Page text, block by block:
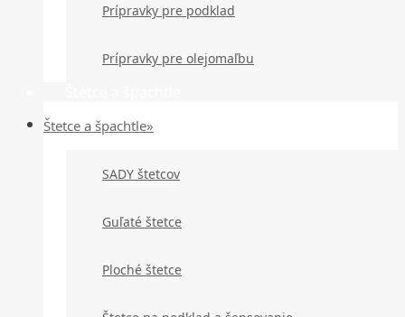
Prípravky pre podklad
Prípravky pre olejomaľbu
Štetce a špachtle»
SADY štetcov
Guľaté štetce
Ploché štetce